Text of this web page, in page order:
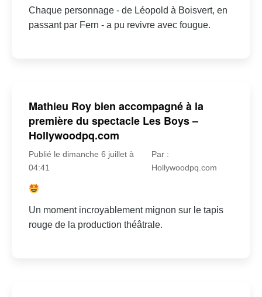
Chaque personnage - de Léopold à Boisvert, en
passant par Fern - a pu revivre avec fougue.
Mathieu Roy bien accompagné à la
première du spectacle Les Boys –
Hollywoodpq.com
Publié le dimanche 6 juillet à
04:41
Par :
Hollywoodpq.com
Un moment incroyablement mignon sur le tapis
rouge de la production théâtrale.